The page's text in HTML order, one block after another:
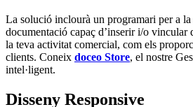
La solució inclourà un programari per a la
documentació capaç d’inserir i/o vincular
la teva activitat comercial, com els
clients. Coneix doceo Store, el nostre
intel·ligent.
Disseny Responsive